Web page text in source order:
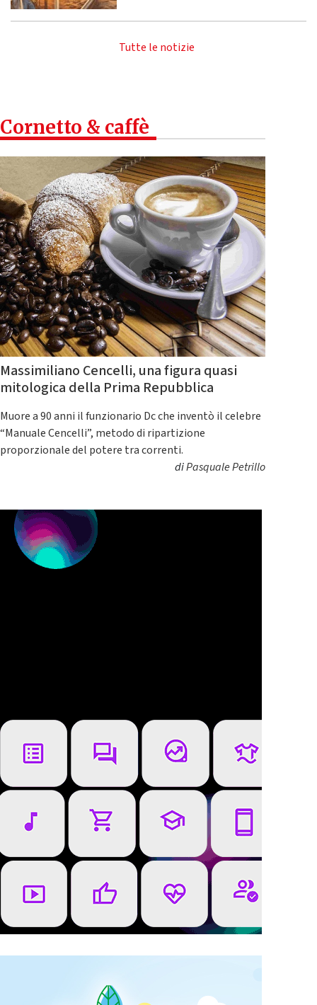
Tutte le notizie
Cornetto & caffè
Massimiliano Cencelli, una figura quasi
mitologica della Prima Repubblica
Muore a 90 anni il funzionario Dc che inventò il celebre
“Manuale Cencelli”, metodo di ripartizione
proporzionale del potere tra correnti.
diPasquale Petrillo